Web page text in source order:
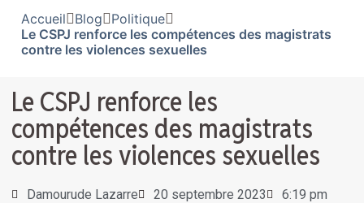
Accueil Blog
Politique
Le CSPJ renforce les compétences des magistrats
contre les violences sexuelles
Le CSPJ renforce les
compétences des magistrats
contre les violences sexuelles
Damourude Lazarre 20 septembre 2023
6:19 pm